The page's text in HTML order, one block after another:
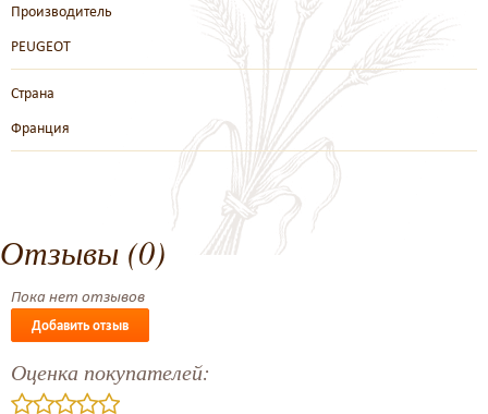
Производитель
PEUGEOT
Страна
Франция
Отзывы (0)
Пока нет отзывов
Добавить отзыв
Оценка покупателей: